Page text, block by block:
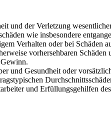
und der Verletzung
wie insbesondere
Verhalten oder bei
vorhersehbaren
Gesundheit oder
und Erfüllungsgehilfen